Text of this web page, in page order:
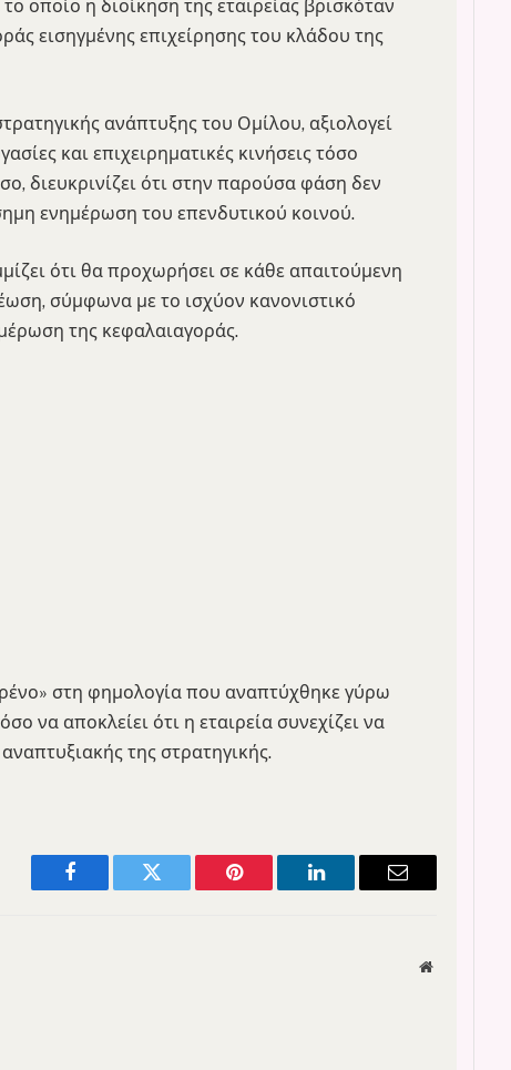
οποίο η διοίκηση της εταιρείας βρισκόταν
εισηγμένης επιχείρησης του κλάδου της
ανάπτυξης του Ομίλου, αξιολογεί
και επιχειρηματικές κινήσεις τόσο
διευκρινίζει ότι στην παρούσα φάση δεν
ενημέρωση του επενδυτικού κοινού.
ότι θα προχωρήσει σε κάθε απαιτούμενη
σύμφωνα με το ισχύον κανονιστικό
της κεφαλαιαγοράς.
στη φημολογία που αναπτύχθηκε γύρω
να αποκλείει ότι η εταιρεία συνεχίζει να
της στρατηγικής.
Facebook Twitter Pinterest LinkedIn Email
Website